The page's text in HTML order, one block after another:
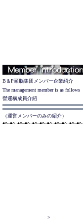
B＆P頭脳集団 メンバー企業紹介
The management member is as follows
營運構成員介紹
（運営メンバーのみの紹介）
>